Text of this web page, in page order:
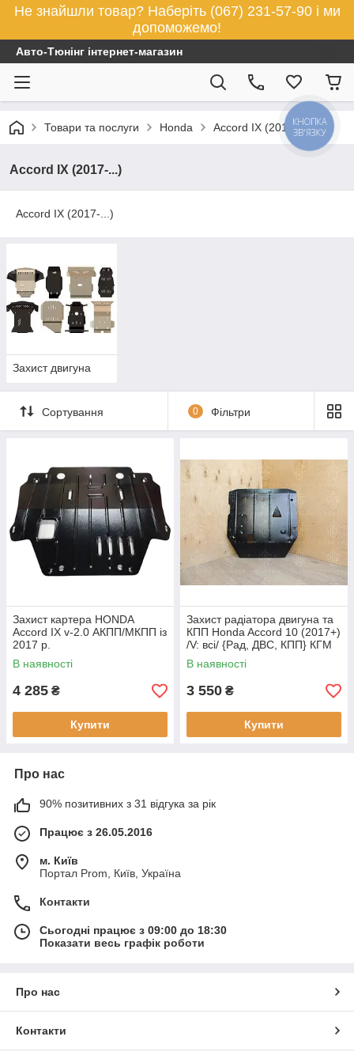
Не знайшли товар? Наберіть (067) 231-57-90 і ми
допоможемо!
Авто-Тюнінг інтернет-магазин
Товари та послуги Honda Accord IX (2017-...)
Accord IX (2017-...)
Accord IX (2017-...)
Захист двигуна
Сортування 0 Фільтри
Захист картера HONDA
Accord IX v-2.0 АКПП/МКПП із
2017 р.
В наявності
4 285 ₴
Купити
Захист радіатора двигуна та
КПП Honda Accord 10 (2017+)
/V: всі/ {Рад, ДВС, КПП} КГМ
В наявності
3 550 ₴
Купити
Про нас
90% позитивних з 31 відгука за рік
Працює з 26.05.2016
м. Київ
Портал Prom, Київ, Україна
Контакти
Сьогодні працює з 09:00 до 18:30
Показати весь графік роботи
Про нас
Контакти
КНОПКА
ЗВ'ЯЗКУ